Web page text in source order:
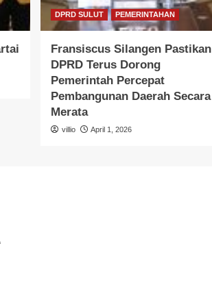
DPRD SULUT PEMERINTAHAN
Fransiscus Silangen Pastikan
DPRD Terus Dorong
Pemerintah Percepat
Pembangunan Daerah Secara
Merata
villio April 1, 2026